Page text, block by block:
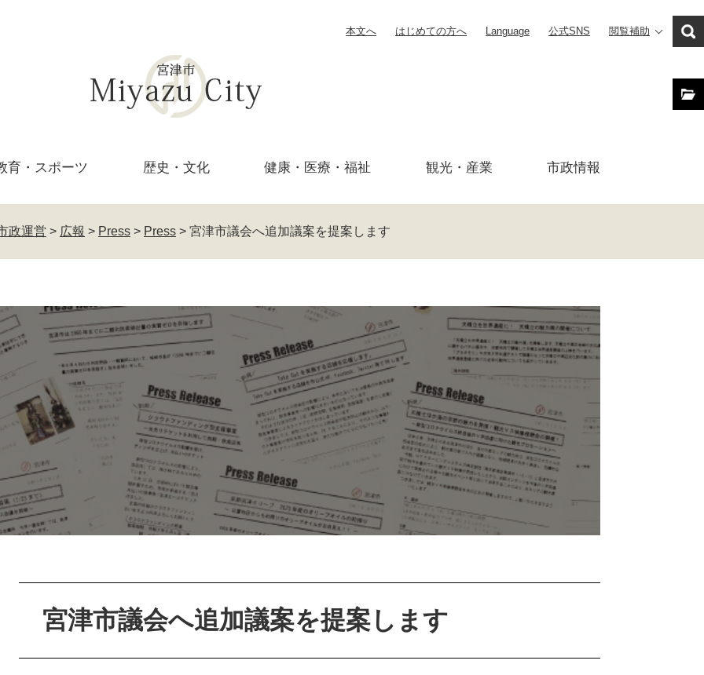
本文へ はじめての方へ Language 公式SNS 閲覧補助
育・ スポーツ 歴史・文化 健康・医療・ 福祉 観光・産業 市政情報
政運営 > 広報 > Press > Press > 宮津市議会へ追加議案を提案します
宮津市議会へ追加議案を提案します